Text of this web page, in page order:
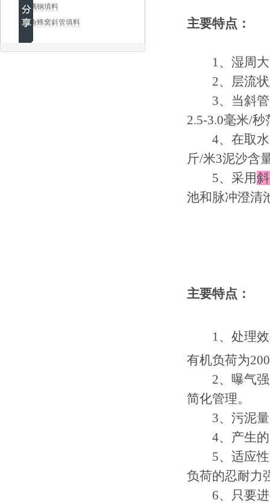
玻璃钢填料
六角蜂窝斜管填料
主要特点：
1、 湿周
2、 层流
3、 当斜
2.5-3.0毫米/
4、在取水
斤/米3泥沙含
5、采用
池和脉冲澄清
主要特点：
1、 处理
有机负荷为
2、 曝气
简化管理。
3、 污泥
4、 产生
5、 适应
负荷的忍耐力
6、 只要